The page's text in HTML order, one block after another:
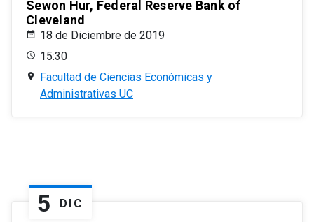
Sewon Hur, Federal Reserve Bank of
Cleveland
18 de Diciembre de 2019
15:30
Facultad de Ciencias Económicas y
Administrativas UC
5 DIC